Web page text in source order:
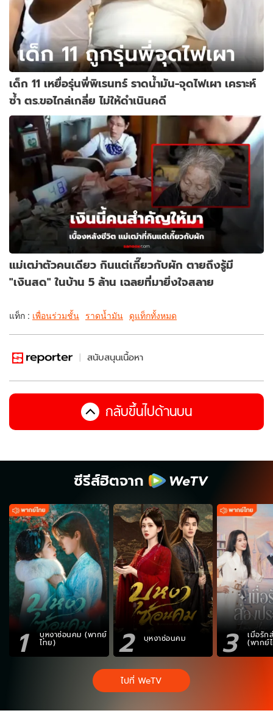
เด็ก 11 เหยื่อรุ่นพี่พิเรนทร์ ราดน้ำมัน-จุดไฟเผา เคราะห์
ซ้ำ ตร.ขอไกล่เกลี่ย ไม่ให้ดำเนินคดี
แม่เฒ่าตัวคนเดียว กินแต่เกี๊ยวกับผัก ตายถึงรู้มี
"เงินสด" ในบ้าน 5 ล้าน เฉลยที่มายิ่งใจสลาย
แท็ก : เพื่อนร่วมชั้น ราดน้ำมัน ดูแท็กทั้งหมด
สนับสนุนเนื้อหา
กลับขึ้นไปด้านบน
ซีรีส์ฮิตจาก
1 บุหงาซ่อนคม (พากย์
ไทย) 2 บุหงาซ่อนคม 3 เมื่อรัก
(พากย์
ไปที่ WeTV